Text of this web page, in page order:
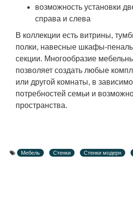
возможность установки
справа и слева
В коллекции есть витрины,
полки, навесные шкафы-
секции. Многообразие
позволяет создать любые
или другой комнаты, в
потребностей семьи и
пространства.
Мебель Стенки Стенки модерн